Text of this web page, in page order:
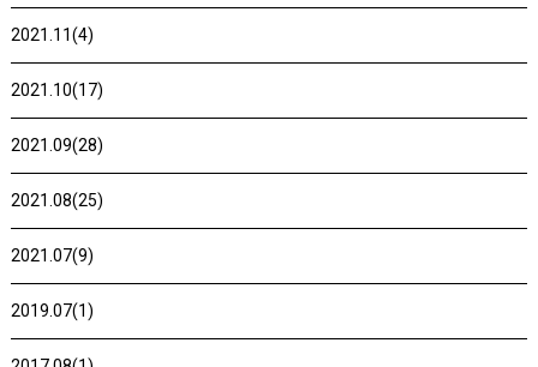
2021.11(4)
2021.10(17)
2021.09(28)
2021.08(25)
2021.07(9)
2019.07(1)